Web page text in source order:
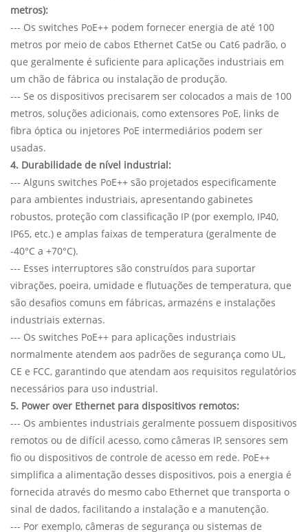
metros):
--- Os switches PoE++ podem fornecer energia de até 100
metros por meio de cabos Ethernet Cat5e ou Cat6 padrão, o
que geralmente é suficiente para aplicações industriais em
um chão de fábrica ou instalação de produção.
--- Se os dispositivos precisarem ser colocados a mais de 100
metros, soluções adicionais, como extensores PoE, links de
fibra óptica ou injetores PoE intermediários podem ser
usadas.
4. Durabilidade de nível industrial:
--- Alguns switches PoE++ são projetados especificamente
para ambientes industriais, apresentando gabinetes
robustos, proteção com classificação IP (por exemplo, IP40,
IP65, etc.) e amplas faixas de temperatura (geralmente de
-40°C a +70°C).
--- Esses interruptores são construídos para suportar
vibrações, poeira, umidade e flutuações de temperatura, que
são desafios comuns em fábricas, armazéns e instalações
industriais externas.
--- Os switches PoE++ para aplicações industriais
normalmente atendem aos padrões de segurança como UL,
CE e FCC, garantindo que atendam aos requisitos regulatórios
necessários para uso industrial.
5. Power over Ethernet para dispositivos remotos:
--- Os ambientes industriais geralmente possuem dispositivos
remotos ou de difícil acesso, como câmeras IP, sensores sem
fio ou dispositivos de controle de acesso em rede. PoE++
simplifica a alimentação desses dispositivos, pois a energia é
fornecida através do mesmo cabo Ethernet que transporta o
sinal de dados, facilitando a instalação e a manutenção.
--- Por exemplo, câmeras de segurança ou sistemas de